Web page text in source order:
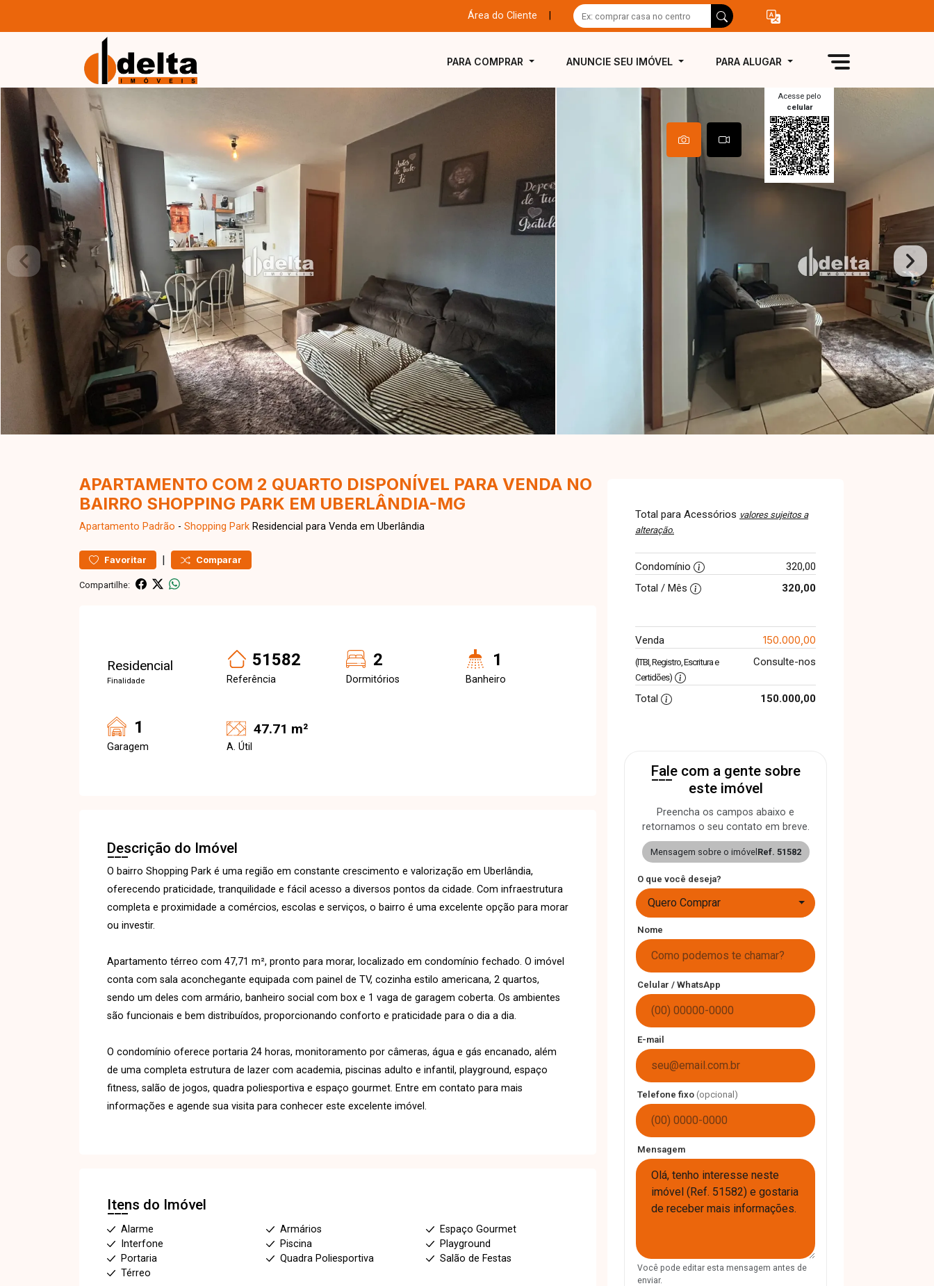
Área do Cliente
PARA COMPRAR ANUNCIE SEU IMÓVEL PARA ALUGAR
Acesse pelo
celular
APARTAMENTO COM 2 QUARTO DISPONÍVEL PARA VENDA NO
BAIRRO SHOPPING PARK EM UBERLÂNDIA-MG
Apartamento Padrão - Shopping Park Residencial para Venda em Uberlândia
Favoritar | Comparar
Compartilhe:
Residencial
Finalidade
51582
Referência
2
Dormitórios
1
Banheiro
1
Garagem
47.71 m²
A. Útil
Descrição do Imóvel
O bairro Shopping Park é uma região em constante crescimento e valorização em Uberlândia,
oferecendo praticidade, tranquilidade e fácil acesso a diversos pontos da cidade. Com infraestrutura
completa e proximidade a comércios, escolas e serviços, o bairro é uma excelente opção para morar
ou investir.
Apartamento térreo com 47,71 m², pronto para morar, localizado em condomínio fechado. O imóvel
conta com sala aconchegante equipada com painel de TV, cozinha estilo americana, 2 quartos,
sendo um deles com armário, banheiro social com box e 1 vaga de garagem coberta. Os ambientes
são funcionais e bem distribuídos, proporcionando conforto e praticidade para o dia a dia.
O condomínio oferece portaria 24 horas, monitoramento por câmeras, água e gás encanado, além
de uma completa estrutura de lazer com academia, piscinas adulto e infantil, playground, espaço
fitness, salão de jogos, quadra poliesportiva e espaço gourmet. Entre em contato para mais
informações e agende sua visita para conhecer este excelente imóvel.
Itens do Imóvel
Alarme Armários
Espaço Gourmet
Interfone
Piscina
Playground
Portaria
Quadra Poliesportiva
Salão de Festas
Térreo
Total para Acessórios valores sujeitos a
alteração.
Condomínio
320,00
Total / Mês
320,00
Venda 150.000,00
(ITBI, Registro, Escritura e
Certidões)
Consulte-nos
Total 150.000,00
Fale com a gente sobre
este imóvel
Preencha os campos abaixo e
retornamos o seu contato em breve.
Mensagem sobre o imóvel Ref. 51582
O que você deseja?
Quero Comprar
Nome
Celular / WhatsApp
E-mail
Telefone fixo (opcional)
Mensagem
Você pode editar esta mensagem antes de
enviar.